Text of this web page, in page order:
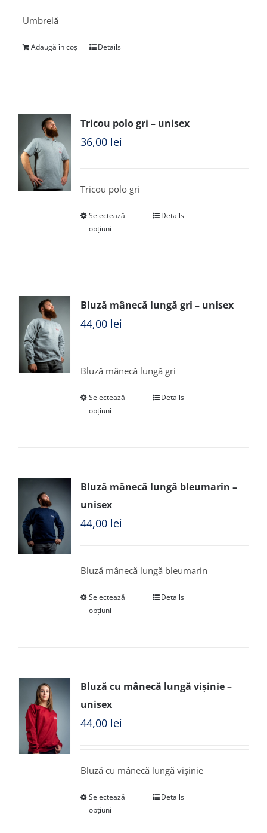
Umbrelă
Adaugă în coș Details
Tricou polo gri – unisex
36,00 lei
Tricou polo gri
Selectează
opțiuni
Details
Bluză mânecă lungă gri – unisex
44,00 lei
Bluză mânecă lungă gri
Selectează
opțiuni
Details
Bluză mânecă lungă bleumarin –
unisex
44,00 lei
Bluză mânecă lungă bleumarin
Selectează
opțiuni
Details
Bluză cu mânecă lungă vișinie –
unisex
44,00 lei
Bluză cu mânecă lungă vișinie
Selectează
opțiuni
Details